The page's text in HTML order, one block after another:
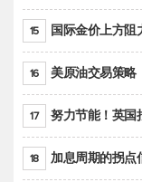
15 国际金价上方阻
16 美原油交易策略
17 努力节能！英国
18 加息周期的拐点信